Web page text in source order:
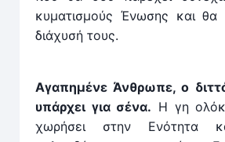
κυματισμούς Ένωσης και θα
διάχυσή τους.
Αγαπημένε Άνθρωπε, ο
υπάρ­χει για σένα. Η γη
χωρήσει στην Ενότητα